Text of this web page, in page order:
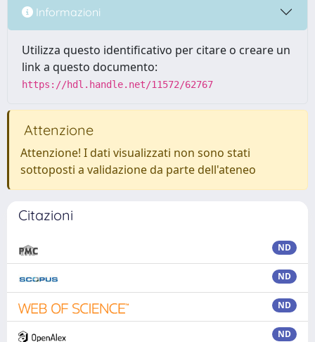
Informazioni
Utilizza questo identificativo per citare o creare un
link a questo documento:
https://hdl.handle.net/11572/62767
Attenzione
Attenzione! I dati visualizzati non sono stati
sottoposti a validazione da parte dell'ateneo
Citazioni
ND
ND
ND
ND